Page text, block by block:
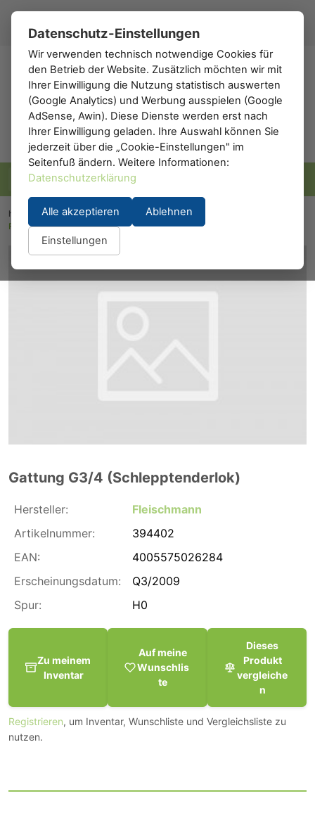
h0 .de
h0.eu Modelleisenbahn / Lokomotiven / Dampflokomotiven
Fleischmann 394402: Gattung G3/4 (Schlepptenderlok)
Gattung G3/4 (Schlepptenderlok)
Hersteller:
Fleischmann
Artikelnummer:
394402
EAN:
4005575026284
Erscheinungsdatum:
Q3/2009
Spur:
H0
Zu meinem
Inventar
Auf meine
Wunschlis
te
Dieses
Produkt
vergleiche
n
Registrieren, um Inventar, Wunschliste und Vergleichsliste zu
nutzen.
Datenschutz-Einstellungen
Wir verwenden technisch notwendige Cookies für
den Betrieb der Website. Zusätzlich möchten wir mit
Ihrer Einwilligung die Nutzung statistisch auswerten
(Google Analytics) und Werbung ausspielen (Google
AdSense, Awin). Diese Dienste werden erst nach
Ihrer Einwilligung geladen. Ihre Auswahl können Sie
jederzeit über die „Cookie-Einstellungen" im
Seitenfuß ändern. Weitere Informationen:
Datenschutzerklärung
Alle akzeptieren Ablehnen
Einstellungen